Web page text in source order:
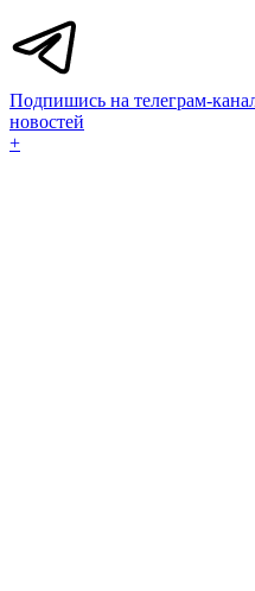
Подпишись на телеграм-
новостей
+